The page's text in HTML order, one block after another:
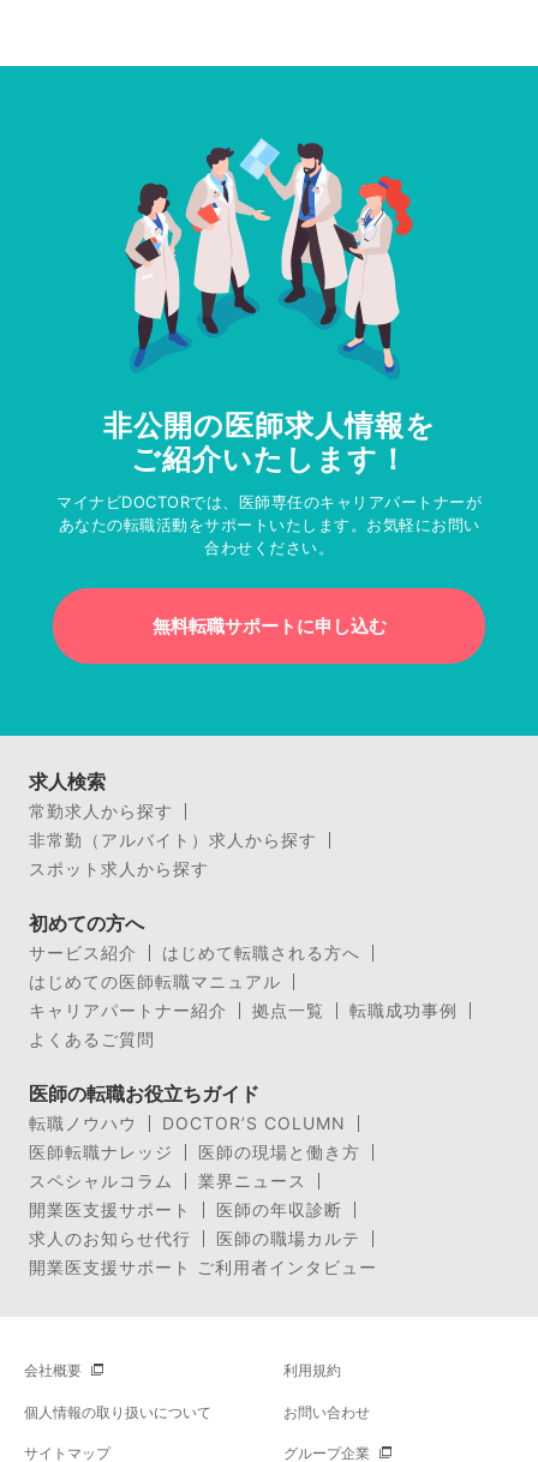
非公開の医師求人情報を
ご紹介いたします！
マイナビDOCTORでは、医師専任のキャリアパートナーが
あなたの転職活動をサポートいたします。お気軽にお問い
合わせください。
無料転職サポートに申し込む
求人検索
常勤求人から探す
非常勤（アルバイト）求人から探す
スポット求人から探す
初めての方へ
サービス紹介
はじめて転職される方へ
はじめての医師転職マニュアル
キャリアパートナー紹介
拠点一覧
転職成功事例
よくあるご質問
医師の転職お役立ちガイド
転職ノウハウ
DOCTOR’S COLUMN
医師転職ナレッジ
医師の現場と働き方
スペシャルコラム
業界ニュース
開業医支援サポート
医師の年収診断
求人のお知らせ代行
医師の職場カルテ
開業医支援サポート ご利用者インタビュー
会社概要 利用規約
個人情報の取り扱いについて お問い合わせ
サイトマップ グループ企業